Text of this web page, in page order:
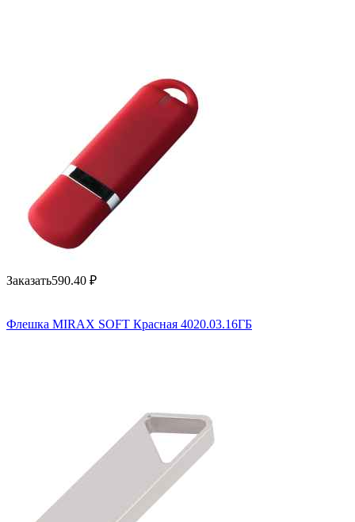
Заказать590.40 ₽
Флешка MIRAX SOFT Красная 4020.03.16ГБ